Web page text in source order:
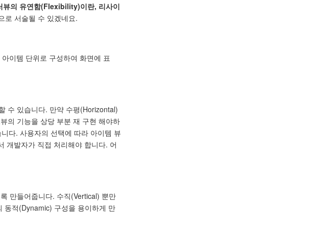
뷰의 유연함(Flexibility)이란, 리사이
로 서술될 수 있겠네요.
이템 단위로 구성하여 화면에 표
수 있습니다. 만약 수평(Horizontal)
의 기능을 상당 부분 재 구현 해야하
다. 사용자의 선택에 따라 아이템 뷰
개발자가 직접 처리해야 합니다. 어
만들어줍니다. 수직(Vertical) 뿐만
동적(Dynamic) 구성을 용이하게 만